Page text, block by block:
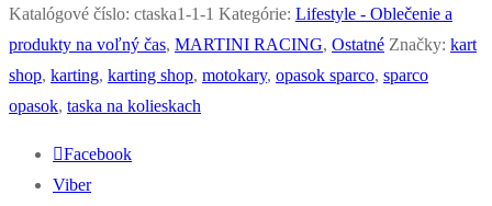
opasok
Martini
Racing
obojstranný
Katalógové číslo: ctaska1-1-1 Kategórie: Lifestyle - Oblečenie a
produkty na voľný čas, MARTINI RACING, Ostatné Značky: kart
shop, karting, karting shop, motokary, opasok sparco, sparco
opasok, taska na kolieskach
Facebook
Viber